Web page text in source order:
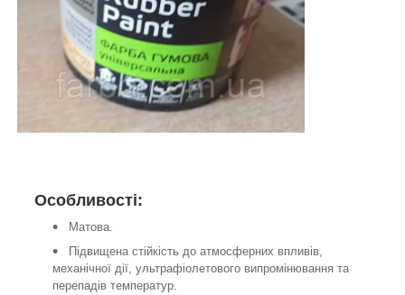
Особливості:
Матова.
Підвищена стійкість до атмосферних впливів,
механічної дії, ультрафіолетового випромінювання та
перепадів температур.